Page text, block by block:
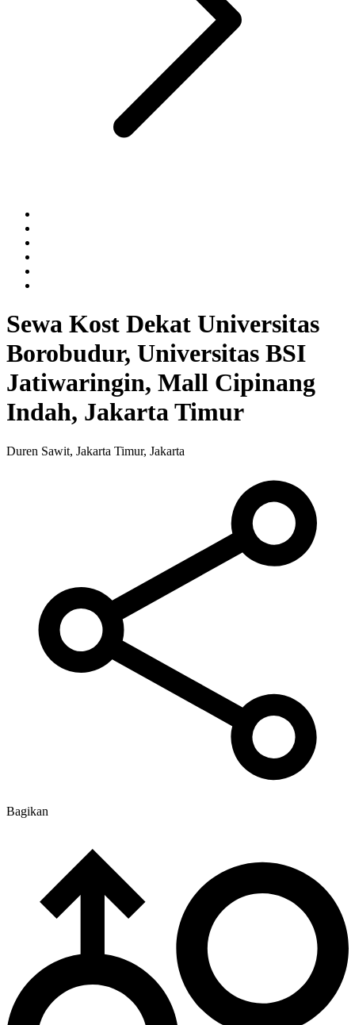
Sewa Kost Dekat Universitas
Borobudur, Universitas BSI
Jatiwaringin, Mall Cipinang
Indah, Jakarta Timur
Duren Sawit, Jakarta Timur, Jakarta
Bagikan